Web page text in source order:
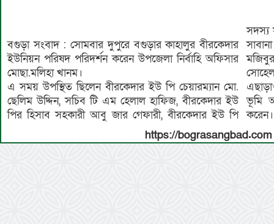
বগুড়া সংবাদ : সোমবার দুপুরে বগুড়ার কাহালুর বীরকেদার
ইউনিয়ন পরিষদ পরিদর্শন করেন উপজেলা নির্বাহি অফিসার
মোছা.মলিহা খানম।
এ সময় উপস্থিত ছিলেন বীরকেদার ইউ পি চেয়ারম্যান মো.
ছেলিম উদ্দিন, সচিব টি এম হেলাল হাফিজ, বীরকেদার ইউ
পির হিসাব সহকারী আবু জার গেফারী, বীরকেদার ইউ পি
সদস্য
ভূমি
করেন।
https://